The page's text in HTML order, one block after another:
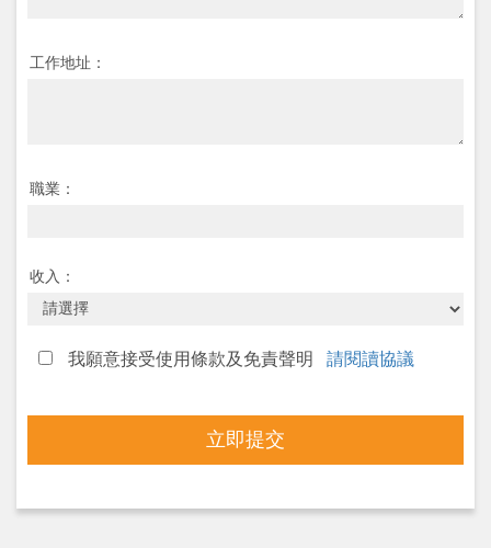
工作地址：
職業：
收入：
我願意接受使用條款及免責聲明 請閱讀協議